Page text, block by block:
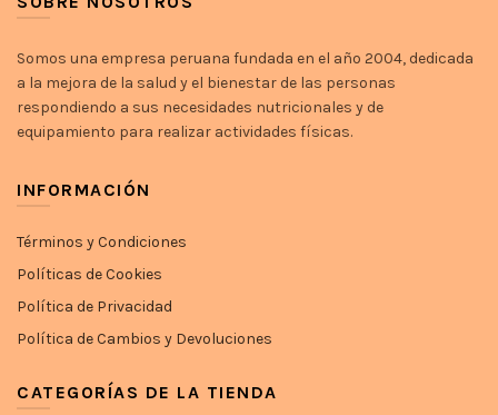
Somos una empresa peruana fundada en el año 2004, dedicada
a la mejora de la salud y el bienestar de las personas
respondiendo a sus necesidades nutricionales y de
equipamiento para realizar actividades físicas.
INFORMACIÓN
Términos y Condiciones
Políticas de Cookies
Política de Privacidad
Política de Cambios y Devoluciones
CATEGORÍAS DE LA TIENDA